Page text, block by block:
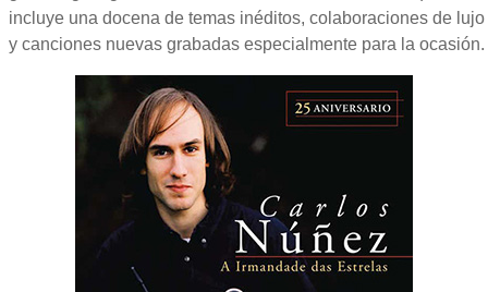
incluye una docena de temas inéditos, colaboraciones de lujo
y canciones nuevas grabadas especialmente para la ocasión.